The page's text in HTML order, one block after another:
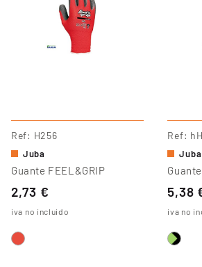
Ref H256
Juba
Guante FEEL&GRIP
2,73 €
iva no incluido
Ref
Juba
5,38
iva no